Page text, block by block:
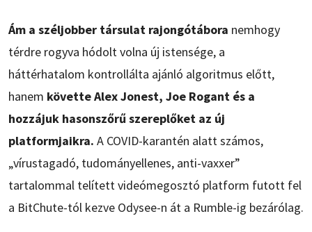
Ám a széljobber társulat rajongótábora nemhogy
térdre rogyva hódolt volna új istensége, a
háttérhatalom kontrollálta ajánló algoritmus előtt,
hanem követte Alex Jonest, Joe Rogant és a
hozzájuk hasonszőrű szereplőket az új
platformjaikra. A COVID-karantén alatt számos,
„vírustagadó, tudományellenes, anti-vaxxer”
tartalommal telített videómegosztó platform futott fel
a BitChute-tól kezve Odysee-n át a Rumble-ig bezárólag.